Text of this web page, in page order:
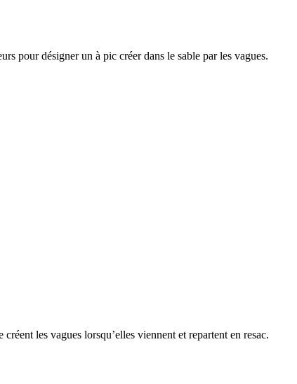
pour désigner un à pic créer dans le sable par les vagues.
les vagues lorsqu’elles viennent et repartent en resac.